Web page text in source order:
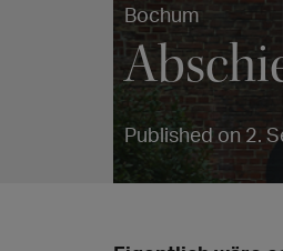
Bochum
Published on 2.